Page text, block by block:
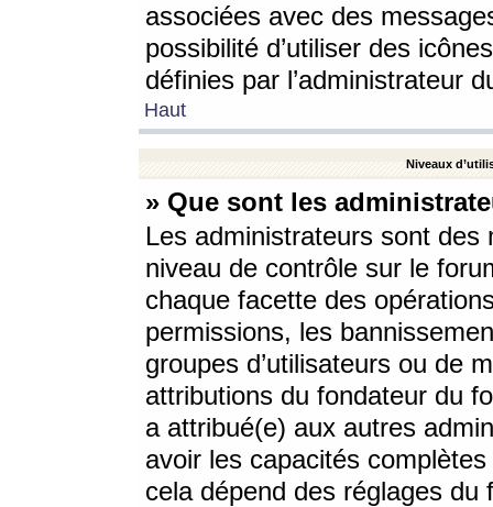
associées avec des
possibilité d’utiliser des
définies par l’administrateur
Haut
Niveaux
» Que sont les
Les administrateurs sont
niveau de contrôle sur le
chaque facette des
permissions, les
groupes d’utilisateurs ou de
attributions du fondateur du
a attribué(e) aux autres
avoir les capacités
cela dépend des réglages du